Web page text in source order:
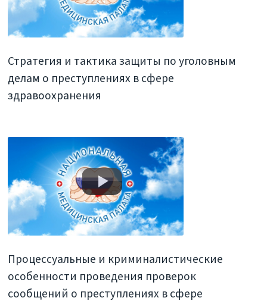
Стратегия и тактика защиты по уголовным
делам о преступлениях в сфере
здравоохранения
Процессуальные и криминалистические
особенности проведения проверок
сообщений о преступлениях в сфере